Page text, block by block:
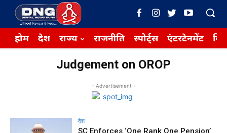
होम देश राज्य राजनीति स्पोर्ट्स एंटरटेनमेंट
Judgement on OROP
- Advertisement -
देश
SC Enforces ‘One Rank One Pension’